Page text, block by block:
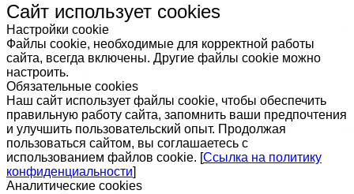
Сайт использует cookies
Настройки cookie
Файлы cookie, необходимые для корректной работы
сайта, всегда включены. Другие файлы cookie можно
настроить.
Обязательные cookies
Наш сайт использует файлы cookie, чтобы обеспечить
правильную работу сайта, запомнить ваши предпочтения
и улучшить пользовательский опыт. Продолжая
пользоваться сайтом, вы соглашаетесь с
использованием файлов cookie. [Ссылка на политику
конфиденциальности]
Аналитические cookies